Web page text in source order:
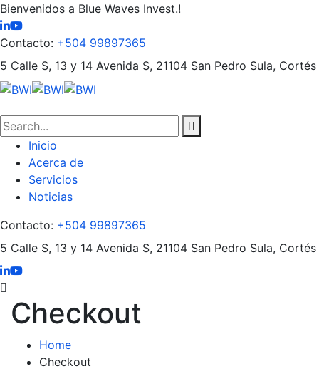
Bienvenidos a Blue Waves Invest.!
Contacto: +504 99897365
5 Calle S, 13 y 14 Avenida S, 21104 San Pedro Sula, Cortés
Inicio
Acerca de
Servicios
Noticias
Contacto: +504 99897365
5 Calle S, 13 y 14 Avenida S, 21104 San Pedro Sula, Cortés
Checkout
Home
Checkout